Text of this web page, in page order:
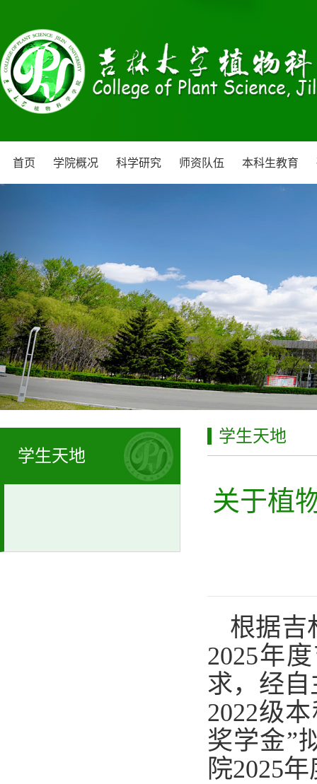
首页 学院概况 科学研究 师资队伍 本科生教育
学生天地
学生天地
关于植
根据吉
2025年
求，经
2022级
奖学金”
院2025